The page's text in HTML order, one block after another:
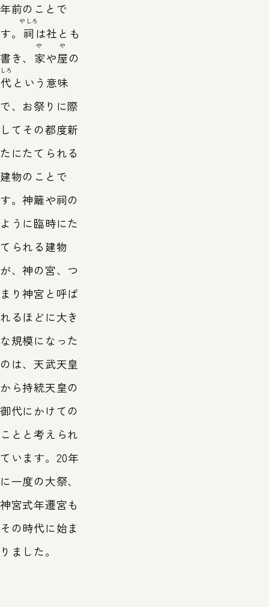
年前のことで
す。 祠
やしろ
は社とも
書き、 家
や
や屋
や
の
代
しろ
という意味
で、お祭りに際
してその都度新
たにたてられる
建物のことで
す。神籬や祠の
ように臨時にた
てられる建物
が、神の宮、つ
まり神宮と呼ば
れるほどに大き
な規模になった
のは、天武天皇
から持統天皇の
御代にかけての
ことと考えられ
ています。20年
に一度の大祭、
神宮式年遷宮も
その時代に始ま
りました。